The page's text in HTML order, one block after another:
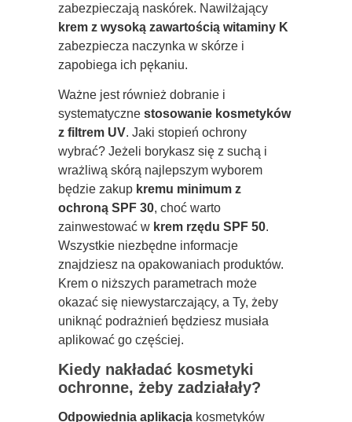
zabezpieczają naskórek. Nawilżający
krem z wysoką zawartością witaminy K
zabezpiecza naczynka w skórze i
zapobiega ich pękaniu.
Ważne jest również dobranie i
systematyczne stosowanie kosmetyków
z filtrem UV. Jaki stopień ochrony
wybrać? Jeżeli borykasz się z suchą i
wrażliwą skórą najlepszym wyborem
będzie zakup kremu minimum z
ochroną SPF 30, choć warto
zainwestować w krem rzędu SPF 50.
Wszystkie niezbędne informacje
znajdziesz na opakowaniach produktów.
Krem o niższych parametrach może
okazać się niewystarczający, a Ty, żeby
uniknąć podrażnień będziesz musiała
aplikować go częściej.
Kiedy nakładać kosmetyki
ochronne, żeby zadziałały?
Odpowiednia aplikacja kosmetyków